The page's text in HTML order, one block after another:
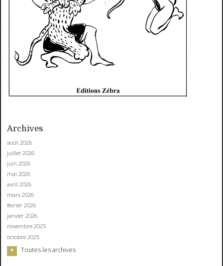
Archives
août 2026
juillet 2026
juin 2026
mai 2026
avril 2026
mars 2026
février 2026
janvier 2026
novembre 2025
octobre 2025
Toutes les archives